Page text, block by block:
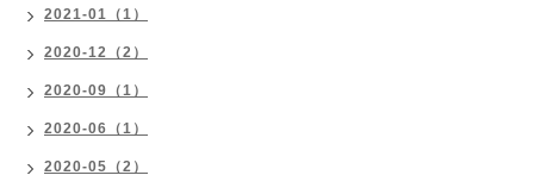
2021-01（1）
2020-12（2）
2020-09（1）
2020-06（1）
2020-05（2）